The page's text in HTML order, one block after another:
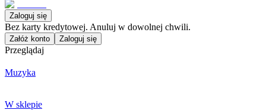
Zaloguj się
Bez karty kredytowej. Anuluj w dowolnej chwili.
Załóż konto Zaloguj się
Przeglądaj
Muzyka
W sklepie